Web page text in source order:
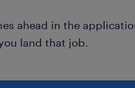
ahead in the
land that job.